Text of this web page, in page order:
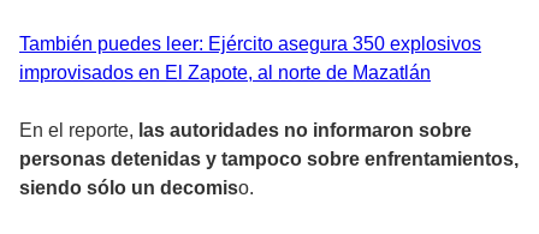
También puedes leer: Ejército asegura 350 explosivos
improvisados en El Zapote, al norte de Mazatlán
En el reporte, las autoridades no informaron sobre
personas detenidas y tampoco sobre enfrentamientos,
siendo sólo un decomiso.